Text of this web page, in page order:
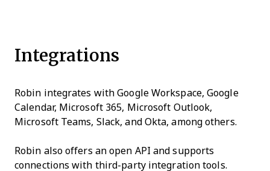
Integrations
Robin integrates with Google Workspace, Google
Calendar, Microsoft 365, Microsoft Outlook,
Microsoft Teams, Slack, and Okta, among others.
Robin also offers an open API and supports
connections with third-party integration tools.